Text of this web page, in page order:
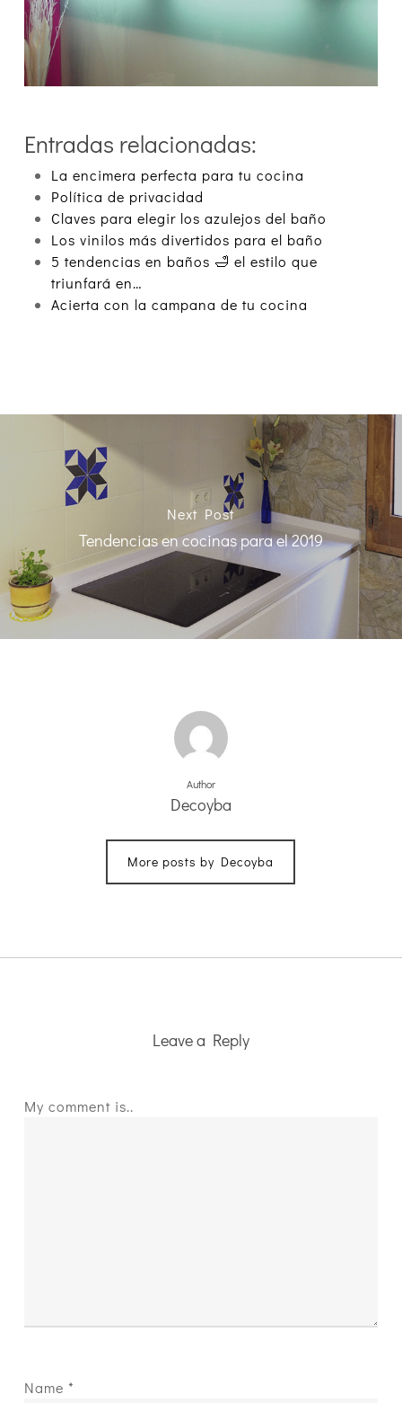
Entradas relacionadas:
La encimera perfecta para tu cocina
Política de privacidad
Claves para elegir los azulejos del baño
Los vinilos más divertidos para el baño
5 tendencias en baños 🛁 el estilo que
triunfará en…
Acierta con la campana de tu cocina
Next Post
Tendencias en cocinas para el 2019
Author
Decoyba
More posts by Decoyba
Leave a Reply
My comment is..
Name *